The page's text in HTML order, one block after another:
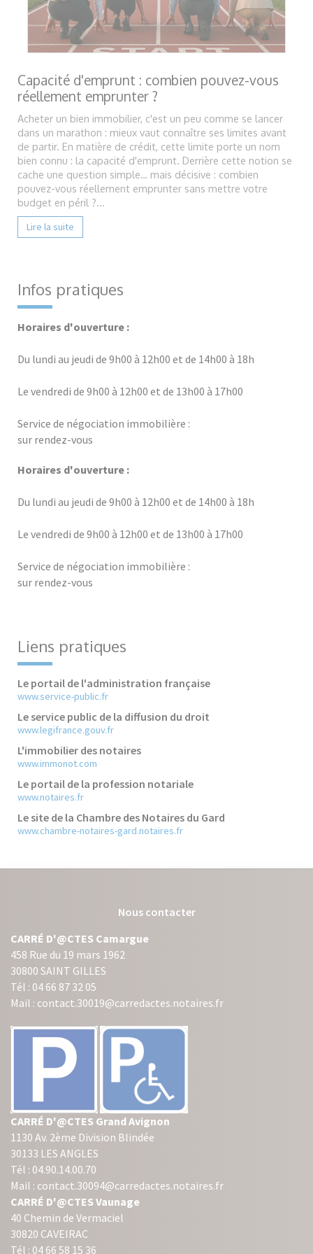
Capacité d'emprunt : combien pouvez-vous
réellement emprunter ?
Acheter un bien immobilier, c'est un peu comme se lancer
dans un marathon : mieux vaut connaître ses limites avant
de partir. En matière de crédit, cette limite porte un nom
bien connu : la capacité d'emprunt. Derrière cette notion se
cache une question simple… mais décisive : combien
pouvez-vous réellement emprunter sans mettre votre
budget en péril ?...
Lire la suite
Infos pratiques
Horaires d'ouverture :
Du lundi au jeudi de 9h00 à 12h00 et de 14h00 à 18h
Le vendredi de 9h00 à 12h00 et de 13h00 à 17h00
Service de négociation immobilière :
sur rendez-vous
Horaires d'ouverture :
Du lundi au jeudi de 9h00 à 12h00 et de 14h00 à 18h
Le vendredi de 9h00 à 12h00 et de 13h00 à 17h00
Service de négociation immobilière :
sur rendez-vous
Liens pratiques
Le portail de l'administration française
www.service-public.fr
Le service public de la diffusion du droit
www.legifrance.gouv.fr
L'immobilier des notaires
www.immonot.com
Le portail de la profession notariale
www.notaires.fr
Le site de la Chambre des Notaires du Gard
www.chambre-notaires-gard.notaires.fr
Nous contacter
CARRÉ D'@CTES Camargue
458 Rue du 19 mars 1962
30800 SAINT GILLES
Tél : 04 66 87 32 05
Mail : contact.30019@carredactes.notaires.fr
CARRÉ D'@CTES Grand Avignon
1130 Av. 2ème Division Blindée
30133 LES ANGLES
Tél : 04.90.14.00.70
Mail : contact.30094@carredactes.notaires.fr
CARRÉ D'@CTES Vaunage
40 Chemin de Vermaciel
30820 CAVEIRAC
Tél : 04 66 58 15 36